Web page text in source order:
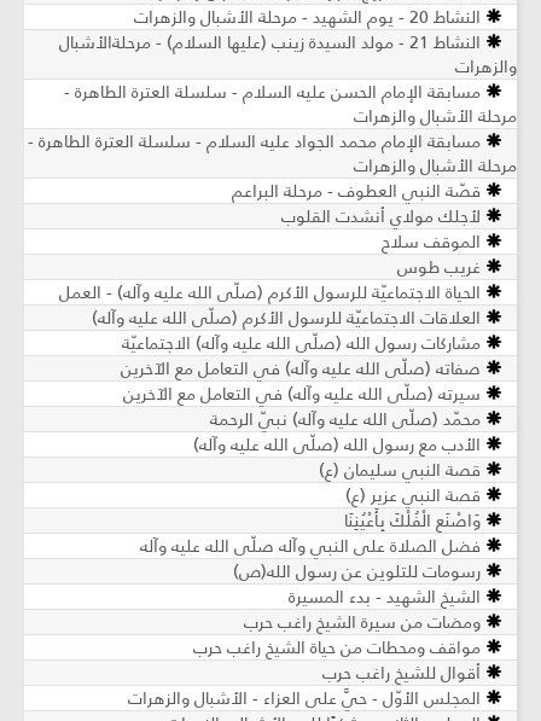
النشاط 20 - يوم الشهيد - مرحلة الأشبال والزهرات
النشاط 21 - مولد السيدة زينب (عليها السلام) - مرحلةالأشبال
والزهرات
مسابقة الإمام الحسن عليه السلام - سلسلة العترة الطاهرة -
مرحلة الأشبال والزهرات
مسابقة الإمام محمد الجواد عليه السلام - سلسلة العترة الطاهرة -
مرحلة الأشبال والزهرات
قصّة النبي العطوف - مرحلة البراعم
لأجلك مولاي أنشدت القلوب
الموقف سلاح
غريب طوس
الحياة الاجتماعيّة للرسول الأكرم (صلّى الله عليه وآله) - العمل
العلاقات الاجتماعيّة للرسول الأكرم (صلّى الله عليه وآله)
مشاركات رسول الله (صلّى الله عليه وآله) الاجتماعيّة
صفاته (صلّى الله عليه وآله) في التعامل مع الآخرين
سيرته (صلّى الله عليه وآله) في التعامل مع الآخرين
محمّد (صلّى الله عليه وآله) نبيّ الرحمة
الأدب مع رسول الله (صلّى الله عليه وآله)
قصة النبي سليمان (ع)
قصة النبي عزير (ع)
وَاصْنَعِ الْفُلْكَ بِأَعْيُنِنَا
فضل الصلاة على النبي وآله صلّى الله عليه وآله
رسومات للتلوين عن رسول الله(ص)
الشيخ الشهيد - بدء المسيرة
ومضات من سيرة الشيخ راغب حرب
مواقف ومحطات من حياة الشيخ راغب حرب
أقوال للشيخ راغب حرب
المجلس الأوّل - حيَّ على العزاء - الأشبال والزهرات